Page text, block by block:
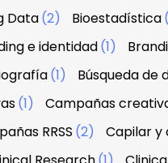
Data(2) Bioestadística
e identidad(1)
(1) Búsqueda de
(1) Campañas
RRSS (2) Capilar